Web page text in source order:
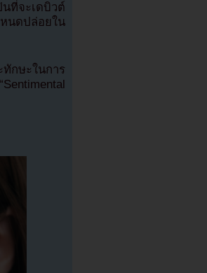
ที่จะเดบิวต์
หนดปล่อยใน
กษะในการ